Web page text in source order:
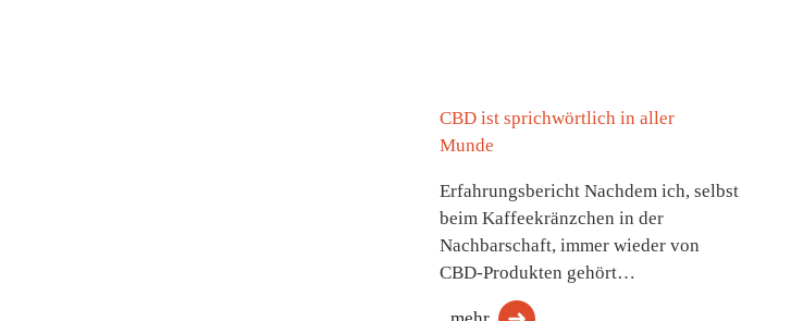
CBD ist sprichwörtlich in aller
Munde
Erfahrungsbericht Nachdem ich, selbst
beim Kaffeekränzchen in der
Nachbarschaft, immer wieder von
CBD-Produkten gehört…